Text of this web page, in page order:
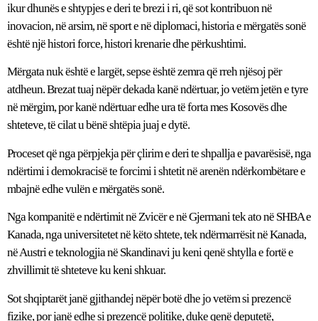
ikur dhunës e shtypjes e deri te brezi i ri, që sot kontribuon në
inovacion, në arsim, në sport e në diplomaci, historia e mërgatës sonë
është një histori force, histori krenarie dhe përkushtimi.
Mërgata nuk është e largët, sepse është zemra që rreh njësoj për
atdheun. Brezat tuaj nëpër dekada kanë ndërtuar, jo vetëm jetën e tyre
në mërgim, por kanë ndërtuar edhe ura të forta mes Kosovës dhe
shteteve, të cilat u bënë shtëpia juaj e dytë.
Proceset që nga përpjekja për çlirim e deri te shpallja e pavarësisë, nga
ndërtimi i demokracisë te forcimi i shtetit në arenën ndërkombëtare e
mbajnë edhe vulën e mërgatës sonë.
Nga kompanitë e ndërtimit në Zvicër e në Gjermani tek ato në SHBA e
Kanada, nga universitetet në këto shtete, tek ndërmarrësit në Kanada,
në Austri e teknologjia në Skandinavi ju keni qenë shtylla e fortë e
zhvillimit të shteteve ku keni shkuar.
Sot shqiptarët janë gjithandej nëpër botë dhe jo vetëm si prezencë
fizike, por janë edhe si prezencë politike, duke qenë deputetë,